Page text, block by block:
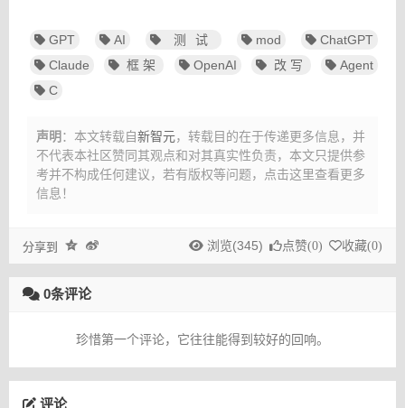
GPT AI 测试 mod
ChatGPT
Claude
框架 OpenAI 改写
Agent
C
声明 ：本文转载自新智元，转载目的在于传递更多信息，并
不代表本社区赞同其观点和对其真实性负责，本文只提供参
考并不构成任何建议， 若有版权等问题，点击这里查看更多
信息！
分享到 浏览(345) 点赞(0) 收藏(0)
0条评论
珍惜第一个评论，它往往能得到较好的回响。
评论